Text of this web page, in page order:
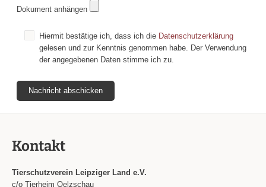
Dokument anhängen
Hiermit bestätige ich, dass ich die Datenschutzerklärung
gelesen und zur Kenntnis genommen habe. Der Verwendung
der angegebenen Daten stimme ich zu.
Kontakt
Tierschutzverein Leipziger Land e.V.
c/o Tierheim Oelzschau